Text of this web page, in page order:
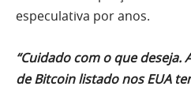
especulativa por anos.
“Cuidado com o que deseja.
de Bitcoin listado nos EUA